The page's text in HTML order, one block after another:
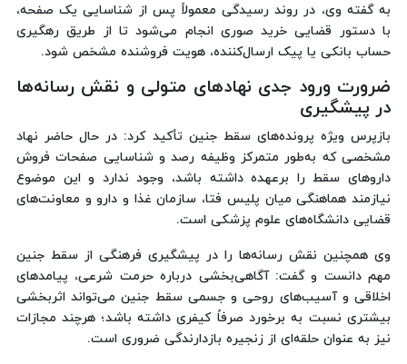
به گفته وی، در روند رسیدگی معمولاً پس از شناسایی یک صفحه،
با دستور قضایی خرید صوری انجام می‌شود تا از طریق رهگیری
حساب بانکی یا پیک ارسال‌کننده، هویت فروشنده مشخص شود.
ضرورت ورود جدی نهادهای متولی و نقش رسانه‌ها
در پیشگیری
بازپرس ویژه پرونده‌های سقط جنین تأکید کرد: در حال حاضر نهاد
مشخصی که به‌طور متمرکز وظیفه رصد و شناسایی صفحات فروش
داروهای سقط را برعهده داشته باشد، وجود ندارد و این موضوع
نیازمند هماهنگی میان پلیس فتا، سازمان غذا و دارو و معاونت‌های
قضایی دانشگاه‌های علوم پزشکی است.
وی همچنین نقش رسانه‌ها را در پیشگیری فرهنگی از سقط جنین
مهم دانست و گفت: آگاهی‌بخشی درباره حرمت شرعی، پیامدهای
اخلاقی و آسیب‌های روحی و جسمی سقط جنین می‌تواند اثربخشی
بیشتری نسبت به برخورد صرفاً کیفری داشته باشد؛ هرچند مجازات
نیز به عنوان حلقه‌ای از زنجیره بازدارندگی ضروری است.